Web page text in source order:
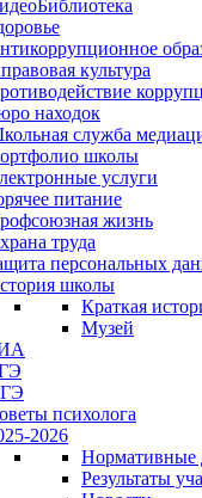
культура
находок
служба
школы
услуги
питание
жизнь
труда
персональных
школы
Краткая
Музей
психолога
2026
Нормативные
Результаты